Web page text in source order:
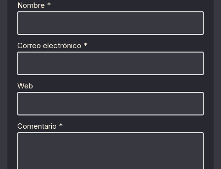
Nombre *
Correo electrónico *
Web
Comentario *